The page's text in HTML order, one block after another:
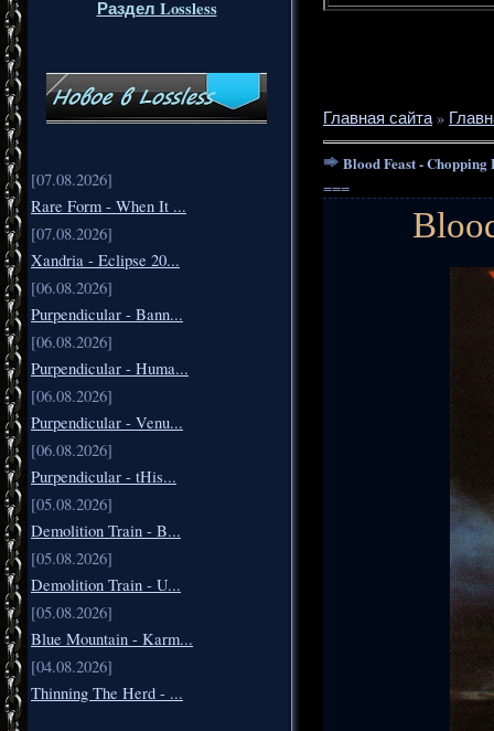
Раздел Lossless
[07.08.2026]
Rare Form - When It ...
[07.08.2026]
Xandria - Eclipse 20...
[06.08.2026]
Purpendicular - Bann...
[06.08.2026]
Purpendicular - Huma...
[06.08.2026]
Purpendicular - Venu...
[06.08.2026]
Purpendicular - tHis...
[05.08.2026]
Demolition Train - B...
[05.08.2026]
Demolition Train - U...
[05.08.2026]
Blue Mountain - Karm...
[04.08.2026]
Thinning The Herd - ...
Главная сайта»
Blood Feast -
===